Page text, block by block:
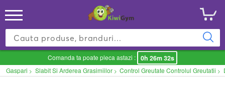
Comanda ta poate pleca astazi : 0h 26m 32s
Gaspari > Slabit Si Arderea Grasimiilor > Control Greutate Controlul Greutatii >